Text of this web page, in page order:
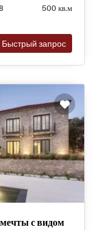
дом в
предложение
500 кв.м
Быстрый запрос
с видом